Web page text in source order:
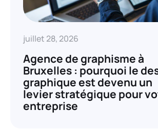
juillet 28, 2026
Agence de graphisme à
Bruxelles : pourquoi le
graphique est devenu un
levier stratégique pour
entreprise